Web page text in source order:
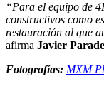
“Para el equipo de
constructivos como
restauración al que
afirma Javier
Fotografías: MXM